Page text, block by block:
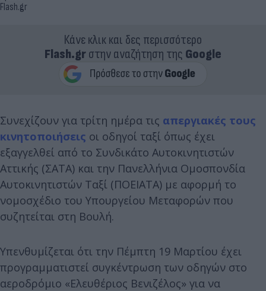
Flash.gr
Κάνε κλικ και δες περισσότερο
Flash.grστην αναζήτηση της Google
Συνεχίζουν για τρίτη ημέρα τις απεργιακές τους
κινητοποιήσεις οι οδηγοί ταξί όπως έχει
εξαγγελθεί από το Συνδικάτο Αυτοκινητιστών
Αττικής (ΣΑΤΑ) και την Πανελλήνια Ομοσπονδία
Αυτοκινητιστών Ταξί (ΠΟΕΙΑΤΑ) με αφορμή το
νομοσχέδιο του Υπουργείου Μεταφορών που
συζητείται στη Βουλή.
Υπενθυμίζεται ότι την Πέμπτη 19 Μαρτίου έχει
προγραμματιστεί συγκέντρωση των οδηγών στο
αεροδρόμιο «Ελευθέριος Βενιζέλος» για να